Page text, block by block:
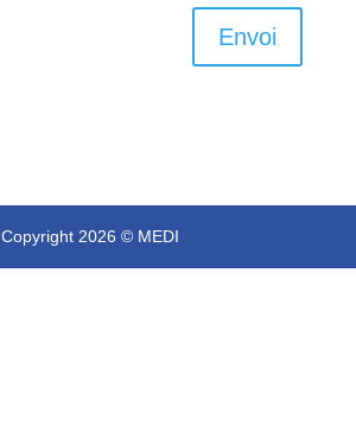
Envoi
Copyright 2026 © MEDI